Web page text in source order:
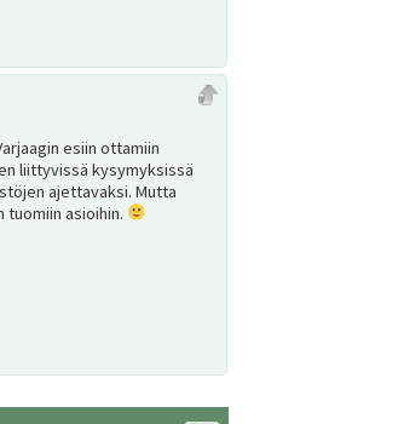
esiin ottamiin
liittyvissä kysymyksissä
ajettavaksi. Mutta
tuomiin asioihin.